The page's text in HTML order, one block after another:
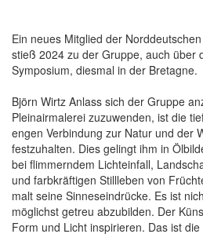
Ein neues Mitglied der
stieß 2024 zu der Gruppe, auch über
Symposium, diesmal in der Bretagne.
Björn Wirtz Anlass sich der Gruppe
Pleinairmalerei zuzuwenden, ist die
engen Verbindung zur Natur und der
festzuhalten. Dies gelingt ihm in
bei flimmerndem Lichteinfall,
und farbkräftigen Stillleben von
malt seine Sinneseindrücke. Es ist
möglichst getreu abzubilden. Der
Form und Licht inspirieren. Das ist